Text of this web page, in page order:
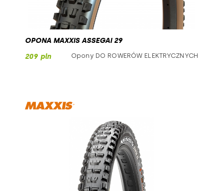
OPONA MAXXIS ASSEGAI 29
209 pln
Opony DO ROWERÓW ELEKTRYCZNYCH